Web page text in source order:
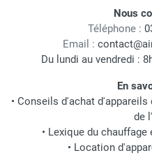
Nous
Téléphone :
Email :
Du lundi au vendredi :
En
• Conseils d'achat
de
• Lexique du
• Location